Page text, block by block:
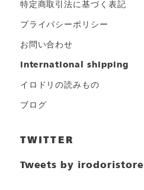
特定商取引法に基づく表記
プライバシーポリシー
お問い合わせ
international shipping
イロドリの読みもの
ブログ
TWITTER
Tweets by irodoristore